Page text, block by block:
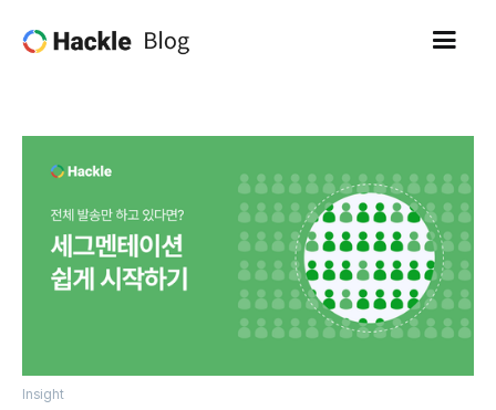
Insight